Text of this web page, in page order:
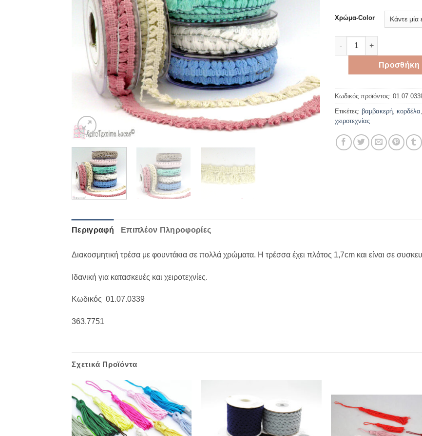
Χρώμα-Color
Τρέσα φουντάκια
Προσθήκη
Κωδικός προϊόντος:
Ετικέτες: βαμβακερή κορδέλα
χειροτεχνίας
Περιγραφή Επιπλέον Πληροφορίες
Διακοσμητική τρέσα με φουντάκια σε πολλά χρώματα. Η τρέσσα έχει πλάτος 1,7cm και είναι σε
Ιδανική για κατασκευές και χειροτεχνίες.
Κωδικός 01.07.0339
363.7751
Σχετικά Προϊόντα